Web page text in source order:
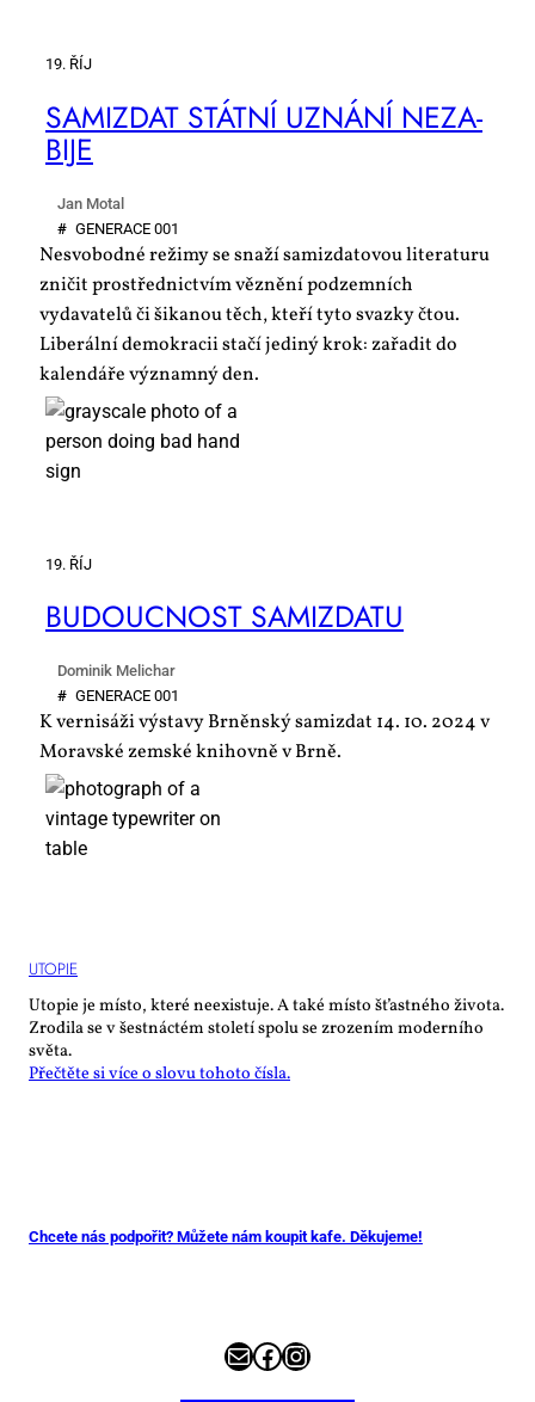
19. ŘÍJ
SA­MIZDAT STÁT­NÍ UZNÁ­NÍ NE­ZA­
BI­JE
Jan Motal
# GE­NE­RA­CE 001
Nesvobodné režimy se snaží samizdatovou literaturu
zničit prostřednictvím věznění podzemních
vydavatelů či šikanou těch, kteří tyto svazky čtou.
Liberální demokracii stačí jediný krok: zařadit do
kalendáře významný den.
19. ŘÍJ
BU­DOUC­NOST SA­MIZDA­TU
Dominik Melichar
# GE­NE­RA­CE 001
K vernisáži výstavy Brněnský samizdat 14. 10. 2024 v
Moravské zemské knihovně v Brně.
UTO­PIE
Utopie je místo, které neexistuje. A také místo šťastného života.
Zrodila se v šestnáctém století spolu se zrozením moderního
světa.
Přečtěte si více o slovu tohoto čísla.
Chcete nás podpořit? Můžete nám koupit kafe. Děkujeme!
E-mailFacebook
Instagram